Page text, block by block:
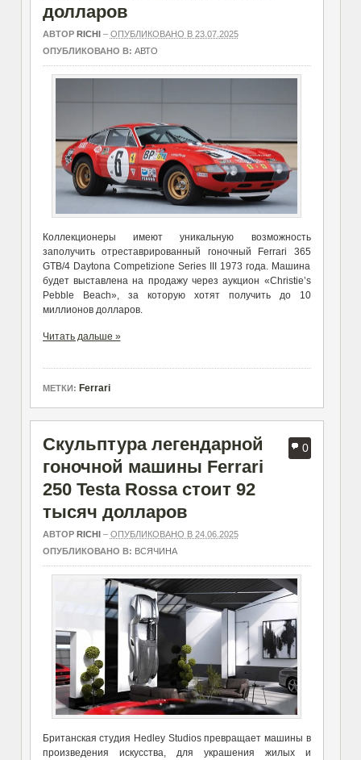
долларов
АВТОР RICHI– ОПУБЛИКОВАНО В 23.07.2025
ОПУБЛИКОВАНО В: АВТО
Коллекционеры имеют уникальную возможность
заполучить отреставрированный гоночный Ferrari 365
GTB/4 Daytona Competizione Series III 1973 года. Машина
будет выставлена на продажу через аукцион «Christie’s
Pebble Beach», за которую хотят получить до 10
миллионов долларов.
Читать дальше »
МЕТКИ: Ferrari
0
Скульптура легендарной
гоночной машины Ferrari
250 Testa Rossa стоит 92
тысяч долларов
АВТОР RICHI– ОПУБЛИКОВАНО В 24.06.2025
ОПУБЛИКОВАНО В: ВСЯЧИНА
Британская студия Hedley Studios превращает машины в
произведения искусства, для украшения жилых и